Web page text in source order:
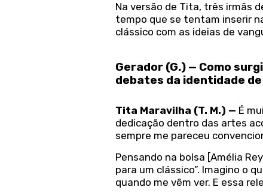
Na versão de Tita, três irmãs
tempo que se tentam inserir
clássico com as ideias de
Gerador (G.) — Como
debates da identidade
Tita Maravilha (T. M.) — É
dedicação dentro das artes
sempre me pareceu
Pensando na bolsa [Amélia
para um clássico”. Imagino o
quando me vêm ver. E essa